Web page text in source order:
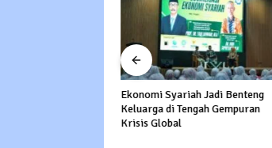
Ekonomi Syariah Jadi Benteng
Keluarga di Tengah Gempuran
Krisis Global